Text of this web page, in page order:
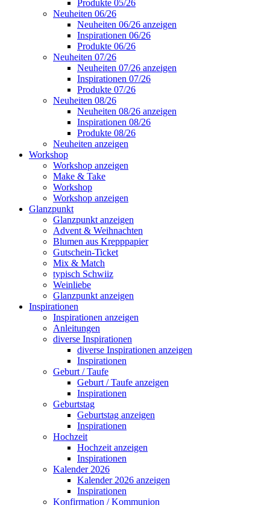
Produkte 05/26
Neuheiten 06/26
Neuheiten 06/26 anzeigen
Inspirationen 06/26
Produkte 06/26
Neuheiten 07/26
Neuheiten 07/26 anzeigen
Inspirationen 07/26
Produkte 07/26
Neuheiten 08/26
Neuheiten 08/26 anzeigen
Inspirationen 08/26
Produkte 08/26
Neuheiten anzeigen
Workshop
Workshop anzeigen
Make & Take
Workshop
Workshop anzeigen
Glanzpunkt
Glanzpunkt anzeigen
Advent & Weihnachten
Blumen aus Krepppapier
Gutschein-Ticket
Mix & Match
typisch Schwiiz
Weinliebe
Glanzpunkt anzeigen
Inspirationen
Inspirationen anzeigen
Anleitungen
diverse Inspirationen
diverse Inspirationen anzeigen
Inspirationen
Geburt / Taufe
Geburt / Taufe anzeigen
Inspirationen
Geburtstag
Geburtstag anzeigen
Inspirationen
Hochzeit
Hochzeit anzeigen
Inspirationen
Kalender 2026
Kalender 2026 anzeigen
Inspirationen
Konfirmation / Kommunion